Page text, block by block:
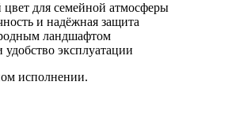
для семейной атмосферы
и надёжная защита
ландшафтом
удобство эксплуатации
исполнении.